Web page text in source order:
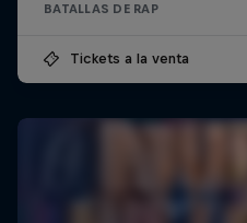
BATALLAS DE RAP
Tickets a la venta